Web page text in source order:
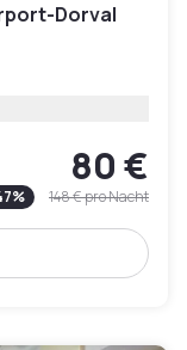
Dorval
80 €
% 148 €pro Nacht